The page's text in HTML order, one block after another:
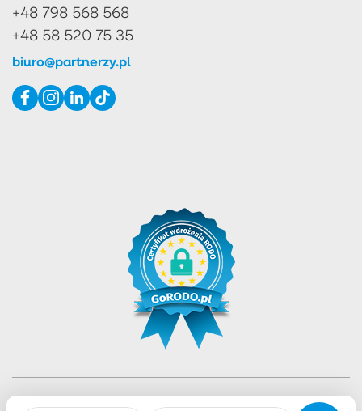
+48 798 568 568
+48 58 520 75 35
biuro@partnerzy.pl
Biuro nieruchomości PARTNERZY Nieruchomości | Agencja |